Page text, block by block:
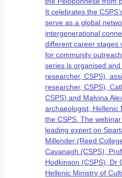
It celebrates the
serve as a global
intergenerational
different career stages
for community
series is organised
researcher, CSPS),
researcher, CSPS),
CSPS) and Malvina
archaeologist, Hellenic
the CSPS. The
leading expert on
Millender (Reed
Cavanagh (CSPS),
Hodkinson (CSPS), Dr
Hellenic Ministry of